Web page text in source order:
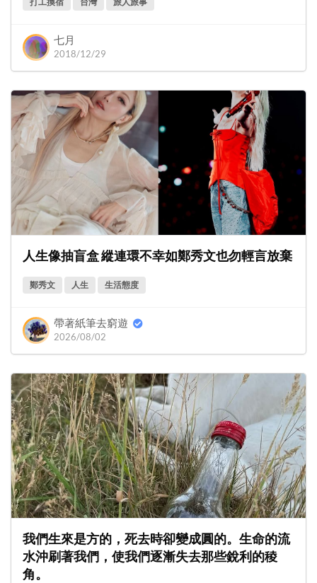
七月
2018/12/29
人生像抽盲盒 縱連環不幸如鄭秀文也勿輕言放棄
鄭秀文 人生 生活態度
帶著紙筆去窮遊
2026/08/02
我們生來是方的，死去時卻變成圓的。生命的流
水沖刷著我們，使我們逐漸失去那些銳利的稜
角。